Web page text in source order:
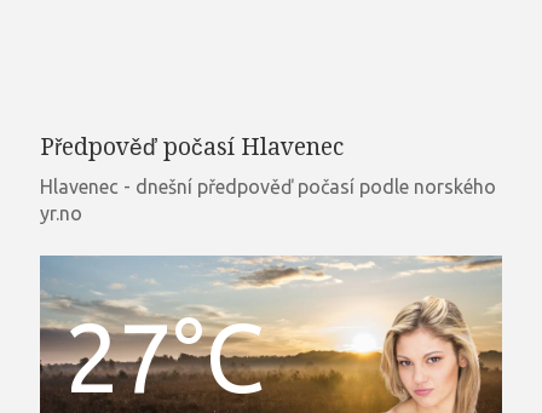
Předpověď počasí Hlavenec
Hlavenec - dnešní předpověď počasí podle norského
yr.no
27°C